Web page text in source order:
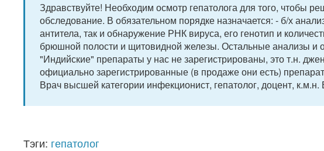
Здравствуйте! Необходим осмотр гепатолога для того, чтобы
обследование. В обязательном порядке назначается: - б/х
антитела, так и обнаружение РНК вируса, его генотип и
брюшной полости и щитовидной железы. Остальные анализы и
"Индийские" препараты у нас не зарегистрированы, это т.н.
официально зарегистрированные (в продаже они есть)
Врач высшей категории инфекционист, гепатолог, доцент,
Тэги: гепатолог